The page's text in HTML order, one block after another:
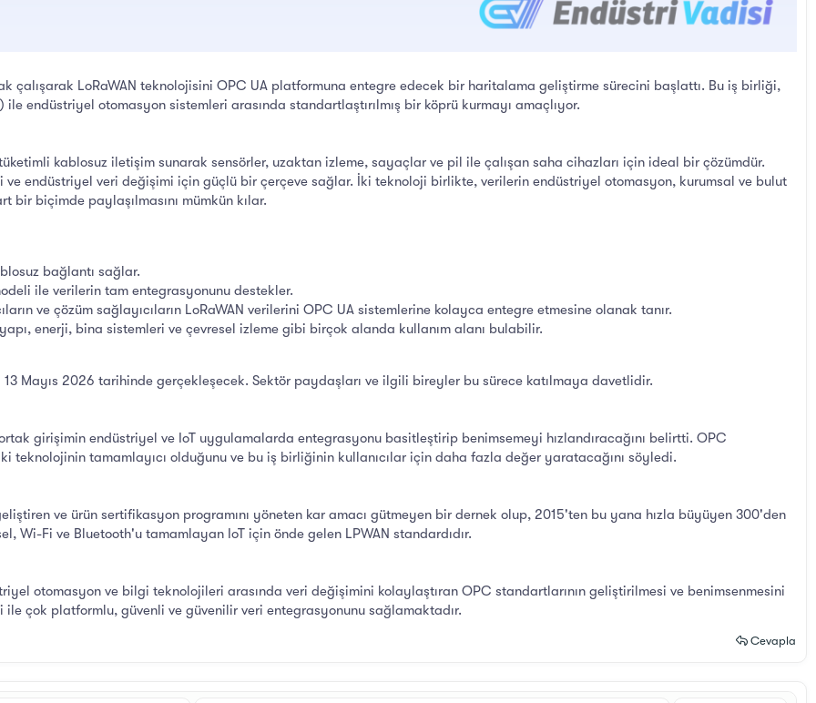
çalışarak LoRaWAN teknolojisini OPC UA platformuna entegre edecek bir haritalama geliştirme sürecini başlattı. Bu iş birliği,
endüstriyel otomasyon sistemleri arasında standartlaştırılmış bir köprü kurmayı amaçlıyor.
kablosuz iletişim sunarak sensörler, uzaktan izleme, sayaçlar ve pil ile çalışan saha cihazları için ideal bir çözümdür.
ve endüstriyel veri değişimi için güçlü bir çerçeve sağlar. İki teknoloji birlikte, verilerin endüstriyel otomasyon, kurumsal ve bulut
bir biçimde paylaşılmasını mümkün kılar.
bağlantı sağlar.
ile verilerin tam entegrasyonunu destekler.
ve çözüm sağlayıcıların LoRaWAN verilerini OPC UA sistemlerine kolayca entegre etmesine olanak tanır.
enerji, bina sistemleri ve çevresel izleme gibi birçok alanda kullanım alanı bulabilir.
13 Mayıs 2026 tarihinde gerçekleşecek. Sektör paydaşları ve ilgili bireyler bu sürece katılmaya davetlidir.
girişimin endüstriyel ve IoT uygulamalarda entegrasyonu basitleştirip benimsemeyi hızlandıracağını belirtti. OPC
teknolojinin tamamlayıcı olduğunu ve bu iş birliğinin kullanıcılar için daha fazla değer yaratacağını söyledi.
ve ürün sertifikasyon programını yöneten kar amacı gütmeyen bir dernek olup, 2015'ten bu yana hızla büyüyen 300'den
Wi-Fi ve Bluetooth'u tamamlayan IoT için önde gelen LPWAN standardıdır.
otomasyon ve bilgi teknolojileri arasında veri değişimini kolaylaştıran OPC standartlarının geliştirilmesi ve benimsenmesini
çok platformlu, güvenli ve güvenilir veri entegrasyonunu sağlamaktadır.
Cevapla